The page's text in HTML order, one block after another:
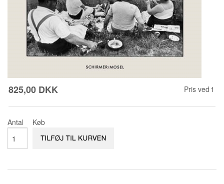
825,00 DKK Pris ved 1
Antal Køb